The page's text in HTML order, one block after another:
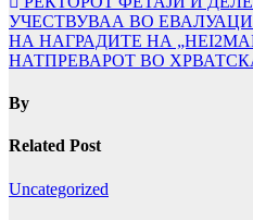
УЧЕСТВУВАА ВО
НА НАГРАДИТЕ НА
НАТПРЕВАРОТ ВО
By
Related Post
Uncategorized